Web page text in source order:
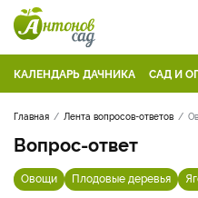
КАЛЕНДАРЬ ДАЧНИКА САД И
Главная Лента вопросов-ответов
Вопрос-ответ
Овощи Плодовые деревья